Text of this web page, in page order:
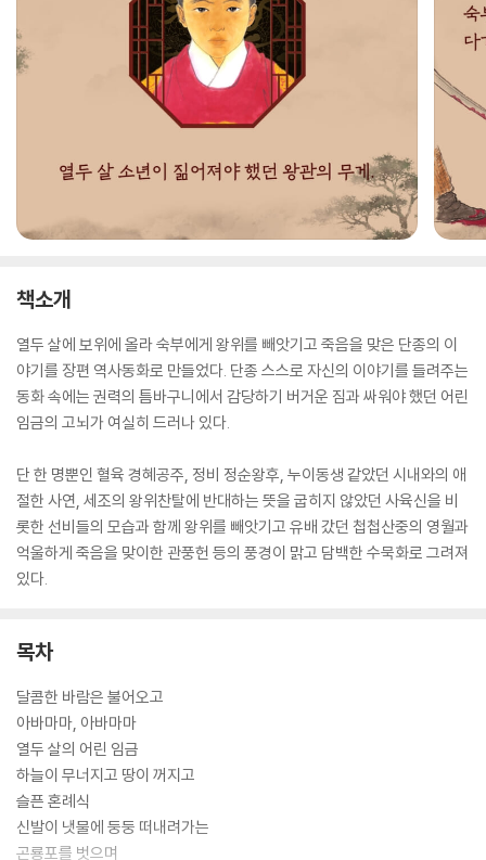
책소개
열두 살에 보위에 올라 숙부에게 왕위를 빼앗기고 죽음을 맞은 단종의 이
야기를 장편 역사동화로 만들었다. 단종 스스로 자신의 이야기를 들려주는
동화 속에는 권력의 틈바구니에서 감당하기 버거운 짐과 싸워야 했던 어린
임금의 고뇌가 여실히 드러나 있다.
단 한 명뿐인 혈육 경혜공주, 정비 정순왕후, 누이동생 같았던 시내와의 애
절한 사연, 세조의 왕위찬탈에 반대하는 뜻을 굽히지 않았던 사육신을 비
롯한 선비들의 모습과 함께 왕위를 빼앗기고 유배 갔던 첩첩산중의 영월과
억울하게 죽음을 맞이한 관풍헌 등의 풍경이 맑고 담백한 수묵화로 그려져
있다.
목차
달콤한 바람은 불어오고
아바마마, 아바마마
열두 살의 어린 임금
하늘이 무너지고 땅이 꺼지고
슬픈 혼례식
신발이 냇물에 둥둥 떠내려가는
곤룡포를 벗으며